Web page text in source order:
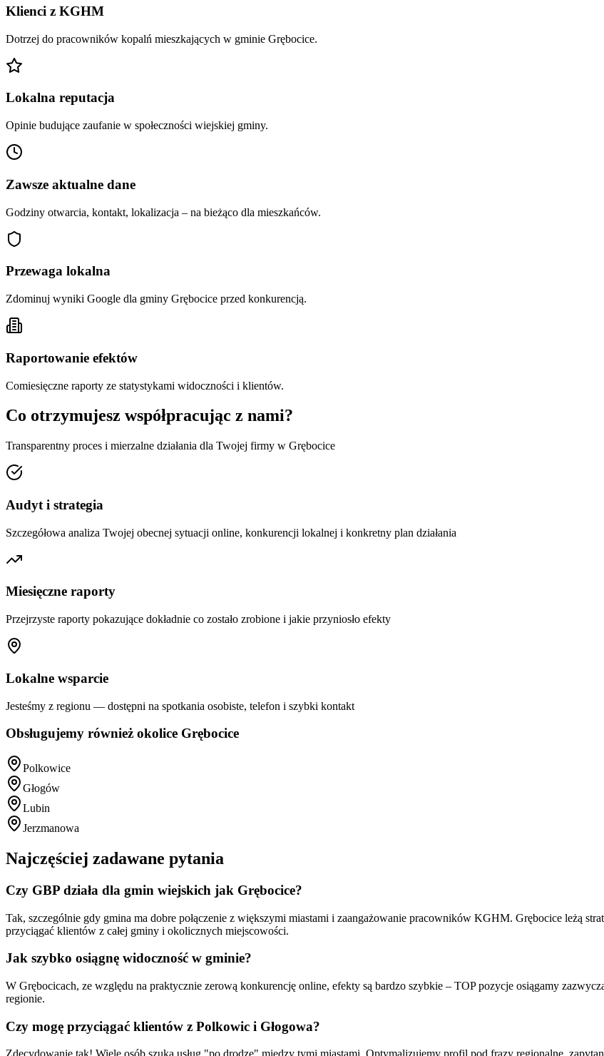
Klienci z KGHM
Dotrzej do pracowników kopalń mieszkających w gminie Grębocice.
Lokalna reputacja
Opinie budujące zaufanie w społeczności wiejskiej gminy.
Zawsze aktualne dane
Godziny otwarcia, kontakt, lokalizacja – na bieżąco dla mieszkańców.
Przewaga lokalna
Zdominuj wyniki Google dla gminy Grębocice przed konkurencją.
Raportowanie efektów
Comiesięczne raporty ze statystykami widoczności i klientów.
Co otrzymujesz współpracując z nami?
Transparentny proces i mierzalne działania dla Twojej firmy w Grębocice
Audyt i strategia
Szczegółowa analiza Twojej obecnej sytuacji online, konkurencji lokalnej i konkretny plan działania
Miesięczne raporty
Przejrzyste raporty pokazujące dokładnie co zostało zrobione i jakie przyniosło efekty
Lokalne wsparcie
Jesteśmy z regionu — dostępni na spotkania osobiste, telefon i szybki kontakt
Obsługujemy również okolice Grębocice
Polkowice
Głogów
Lubin
Jerzmanowa
Najczęściej zadawane pytania
Czy GBP działa dla gmin wiejskich jak Grębocice?
Tak, szczególnie gdy gmina ma dobre połączenie z większymi miastami i zaangażowanie pracowników KGHM. Grębocice leżą
przyciągać klientów z całej gminy i okolicznych miejscowości.
Jak szybko osiągnę widoczność w gminie?
W Grębocicach, ze względu na praktycznie zerową konkurencję online, efekty są bardzo szybkie – TOP pozycje osiągamy
regionie.
Czy mogę przyciągać klientów z Polkowic i Głogowa?